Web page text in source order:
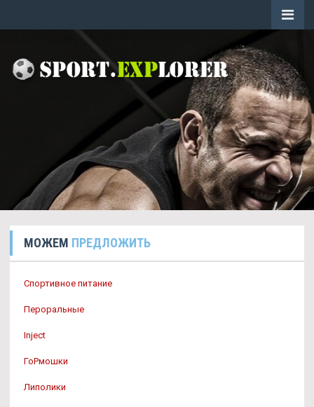
МОЖЕМ ПРЕДЛОЖИТЬ
Спортивное питание
Пероральные
Inject
ГоРмошки
Липолики